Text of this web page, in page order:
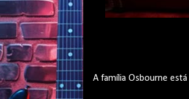
A família Osbourne